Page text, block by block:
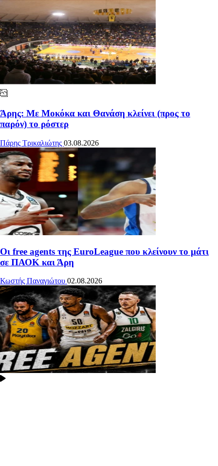
Άρης: Με Μοκόκα και Θανάση κλείνει (προς το
παρόν) το ρόστερ
Πάρης Τρικαλιώτης 03.08.2026
Οι free agents της EuroLeague που κλείνουν το μάτι
σε ΠΑΟΚ και Άρη
Κωστής Παναγιώτου 02.08.2026